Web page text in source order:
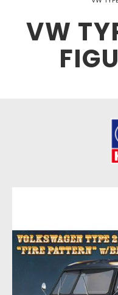
VW